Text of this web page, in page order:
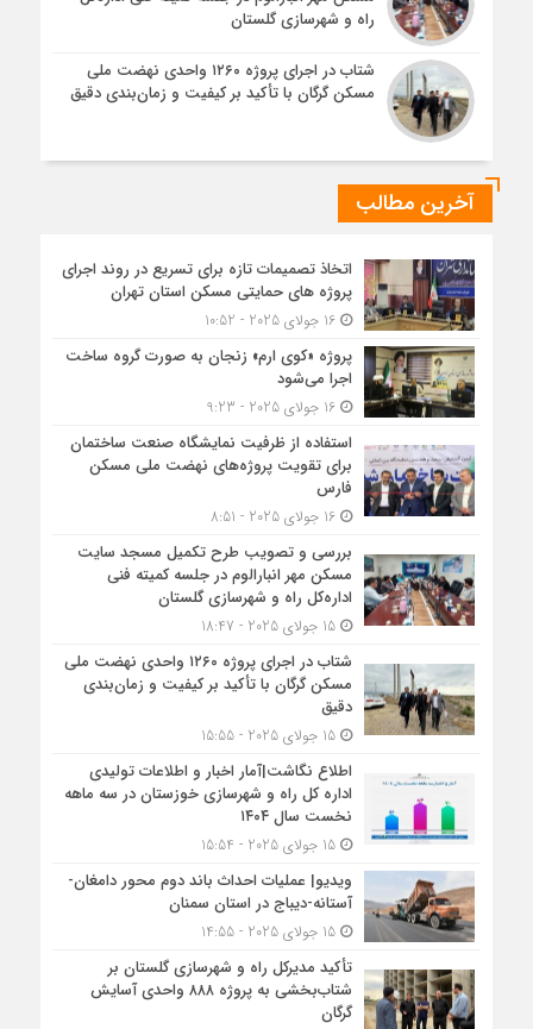
راه و شهرسازی گلستان
شتاب در اجرای پروژه ۱۲۶۰ واحدی نهضت ملی
مسکن گرگان با تأکید بر کیفیت و زمان‌بندی دقیق
آخرین مطالب
اتخاذ تصمیمات تازه برای تسریع در روند اجرای
پروژه های حمایتی مسکن استان تهران
16 جولای 2025 - 10:52
پروژه «کوی ارم» زنجان به صورت گروه ساخت
اجرا می‌شود
16 جولای 2025 - 9:23
استفاده از ظرفیت نمایشگاه صنعت ساختمان
برای تقویت پروژه‌های نهضت ملی مسکن
فارس
16 جولای 2025 - 8:51
بررسی و تصویب طرح تکمیل مسجد سایت
مسکن مهر انبارالوم در جلسه کمیته فنی
اداره‌کل راه و شهرسازی گلستان
15 جولای 2025 - 18:47
شتاب در اجرای پروژه ۱۲۶۰ واحدی نهضت ملی
مسکن گرگان با تأکید بر کیفیت و زمان‌بندی
دقیق
15 جولای 2025 - 15:55
اطلاع نگاشت|آمار اخبار و اطلاعات تولیدی
اداره کل راه و شهرسازی خوزستان در سه ماهه
نخست سال ۱۴۰۴
15 جولای 2025 - 15:54
ویدیو| عملیات احداث باند دوم محور دامغان-
آستانه-دیباج در استان سمنان
15 جولای 2025 - 14:55
تأکید مدیرکل راه و شهرسازی گلستان بر
شتاب‌بخشی به پروژه ۸۸۸ واحدی آسایش
گرگان